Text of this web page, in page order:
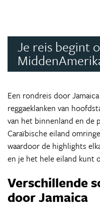
Je reis begint
Een rondreis door
reggaeklanken van
van het binnenland en de
Caraïbische eiland
waardoor de highlights
en je het hele eiland kunt
Verschillende
door Jamaica